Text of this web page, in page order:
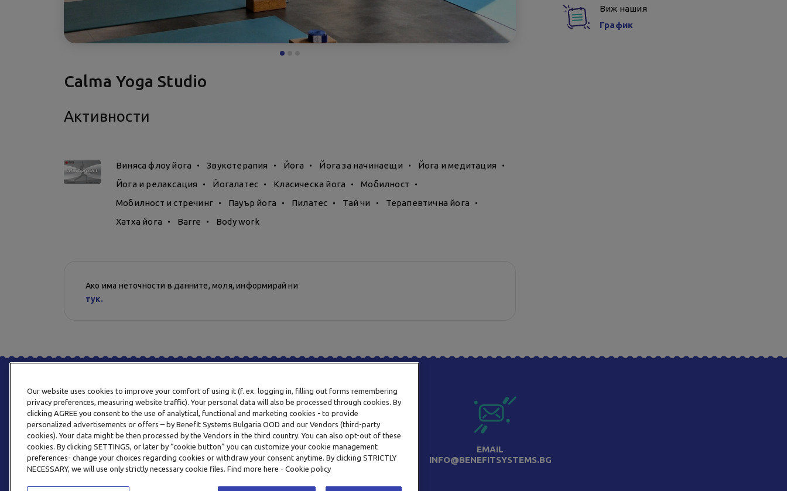
Calma Yoga Studio
Активности
Виняса флоу йога Звукотерапия Йога Йога за начинаещи
Йога и медитация
Йога и релаксация
Йогалатес Класическа йога
Мобилност
Мобилност и стречинг
Пауър йога Пилатес Тай чи
Терапевтична йога
Хатха йога
Barre Body work
Ако има неточности в данните, моля, информирай ни
тук.
Виж нашия
График
ТЕЛЕФОН
0800 123 92
EMAIL
INFO@BENEFITSYSTEMS.BG
Our website uses cookies to improve your comfort of using it (f. ex. logging in, filling out forms remembering
privacy preferences, measuring website traffic). Your personal data will also be processed through cookies. By
clicking AGREE you consent to the use of analytical, functional and marketing cookies - to provide
personalized advertisements or offers – by Benefit Systems Bulgaria OOD and our Vendors (third-party
cookies). Your data might be then processed by the Vendors in the third country. You can also opt-out of these
cookies. By clicking SETTINGS, or later by “cookie button” you can customize your cookie management
preferences- change your choices regarding cookies or withdraw your consent anytime. By clicking STRICTLY
NECESSARY, we will use only strictly necessary cookie files. Find more here - Cookie policy